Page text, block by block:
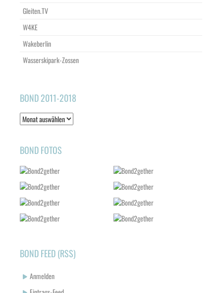
Gleiten.TV
W4KE
Wakeberlin
Wasserskipark-Zossen
BOND 2011-2018
Bond
2011-
BOND FOTOS
BOND FEED (RSS)
Anmelden